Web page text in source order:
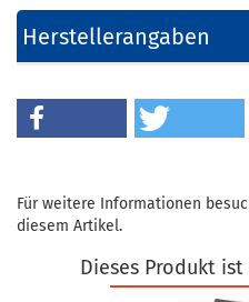
Herstellerangaben
Für weitere Informationen
diesem Artikel.
Dieses Produkt